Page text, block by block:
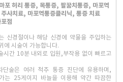
포 허리 통증, 목통증, 팔꿈치통증, 마포역
사치료, 마포역통증클리닉, 통증 치료
점
신경절이나 해당 신경에 약물을 주입하는
에 시술이 가능합니다.
시간 10분 내외로 입원,부작용 없이 빠르고
단술은 여러 척추 통증 진단에 유용하며,
는 25게이지 바늘을 이용해 약간 따끔한